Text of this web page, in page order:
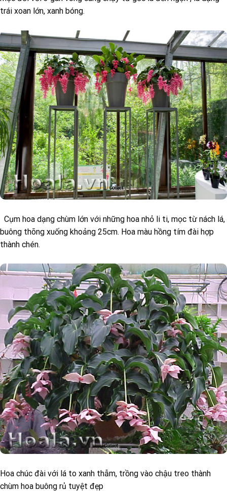
trái xoan lớn, xanh bóng.
Cụm hoa dạng chùm lớn với những hoa nhỏ li ti, mọc từ nách lá,
buông thõng xuống khoảng 25cm. Hoa màu hồng tím đài hợp
thành chén.
Hoa chúc đài với lá to xanh thẫm, trồng vào chậu treo thành
chùm hoa buông rủ tuyệt đẹp